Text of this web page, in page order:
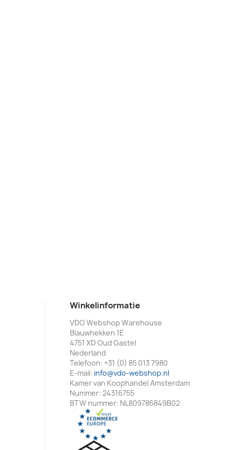
Winkelinformatie
VDO Webshop Warehouse
Blauwhekken 1E
4751 XD Oud Gastel
Nederland
Telefoon: +31 (0) 85 013 7980
E-mail: info@vdo-webshop.nl
Kamer van Koophandel Amsterdam
Nummer: 24316755
BTW nummer: NL809786849B02